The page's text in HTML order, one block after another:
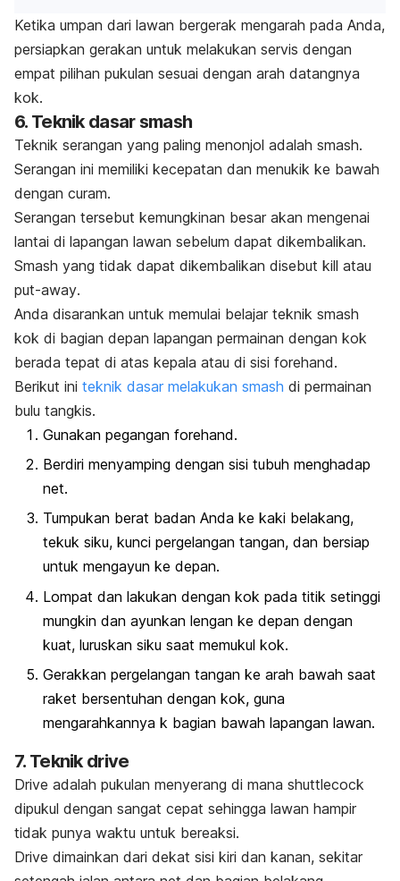
Ketika umpan dari lawan bergerak mengarah pada Anda,
persiapkan gerakan untuk melakukan servis dengan
empat pilihan pukulan sesuai dengan arah datangnya
kok.
6. Teknik dasar smash
Teknik serangan yang paling menonjol adalah smash.
Serangan ini memiliki kecepatan dan menukik ke bawah
dengan curam.
Serangan tersebut kemungkinan besar akan mengenai
lantai di lapangan lawan sebelum dapat dikembalikan.
Smash yang tidak dapat dikembalikan disebut kill atau
put-away.
Anda disarankan untuk memulai belajar teknik smash
kok di bagian depan lapangan permainan dengan kok
berada tepat di atas kepala atau di sisi forehand.
Berikut ini teknik dasar melakukan smash di permainan
bulu tangkis.
Gunakan pegangan forehand.
Berdiri menyamping dengan sisi tubuh menghadap
net.
Tumpukan berat badan Anda ke kaki belakang,
tekuk siku, kunci pergelangan tangan, dan bersiap
untuk mengayun ke depan.
Lompat dan lakukan dengan kok pada titik setinggi
mungkin dan ayunkan lengan ke depan dengan
kuat, luruskan siku saat memukul kok.
Gerakkan pergelangan tangan ke arah bawah saat
raket bersentuhan dengan kok, guna
mengarahkannya k bagian bawah lapangan lawan.
7. Teknikdrive
Drive adalah pukulan menyerang di mana shuttlecock
dipukul dengan sangat cepat sehingga lawan hampir
tidak punya waktu untuk bereaksi.
Drive dimainkan dari dekat sisi kiri dan kanan, sekitar